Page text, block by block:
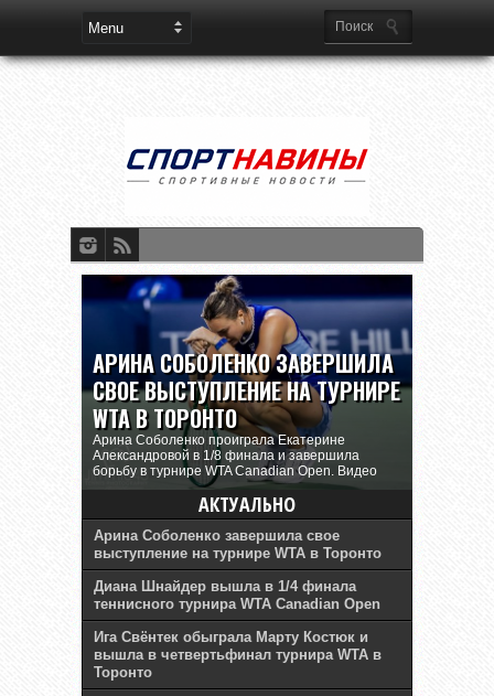
АРИНА СОБОЛЕНКО ЗАВЕРШИЛА
СВОЕ ВЫСТУПЛЕНИЕ НА ТУРНИРЕ
WTA В ТОРОНТО
Арина Соболенко проиграла Екатерине
Александровой в 1/8 финала и завершила
борьбу в турнире WTA Canadian Open. Видео
АКТУАЛЬНО
Арина Соболенко завершила свое
выступление на турнире WTA в Торонто
Диана Шнайдер вышла в 1/4 финала
теннисного турнира WTA Canadian Open
Ига Свёнтек обыграла Марту Костюк и
вышла в четвертьфинал турнира WTA в
Торонто